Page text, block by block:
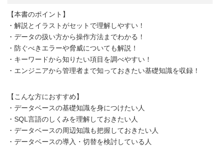
【本書のポイント】
・解説とイラストがセットで理解しやすい！
・データの扱い方から操作方法までわかる！
・防ぐべきエラーや脅威についても解説！
・キーワードから知りたい項目を調べやすい！
・エンジニアから管理者まで知っておきたい基礎知識を収録！
【こんな方におすすめ】
・データベースの基礎知識を身につけたい人
・SQL言語のしくみを理解しておきたい人
・データベースの周辺知識も把握しておきたい人
・データベースの導入・切替を検討している人